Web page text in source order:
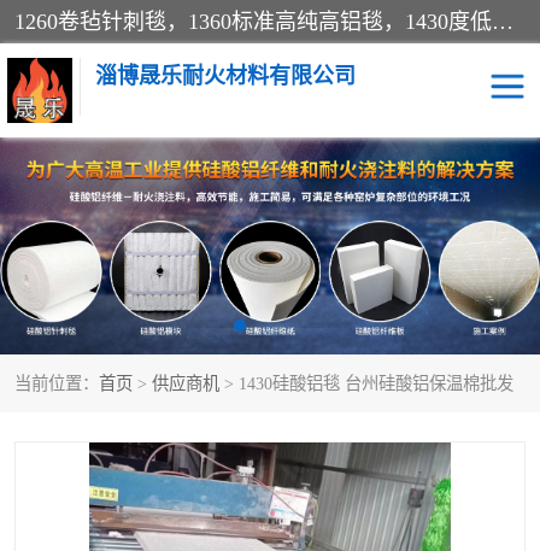
1260卷毡针刺毯，1360标准高纯高铝毯，1430度低锆锆铝含锆毯，普通挡渣棉卷毡，防火纸、挡火板、隔热垫片模块、棉块、折叠块、散棉高温固化剂价格规格密度多少钱图片视频立方平米参数指标
淄博晟乐耐火材料有限公司
当前位置： 首页 > 供应商机 > 1430硅酸铝毯 台州硅酸铝保温棉批发
硅酸铝挡渣棉 硅酸铝纤维纸
硅酸铝挡火板 高铝毯
含锆毯 硅酸铝折叠块
硅酸铝散棉 硅酸铝纤维毯
硅酸铝垫片 陶瓷纤维纸
硅酸铝纤维毡 硅酸铝模块